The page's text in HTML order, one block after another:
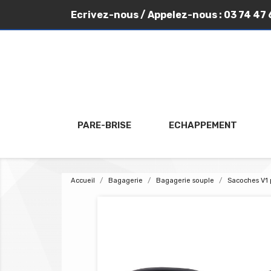
Ecrivez-nous/ Appelez-nous : 03 74 47
PARE-BRISE ECHAPPEMENT
Accueil Bagagerie Bagagerie souple Sacoches